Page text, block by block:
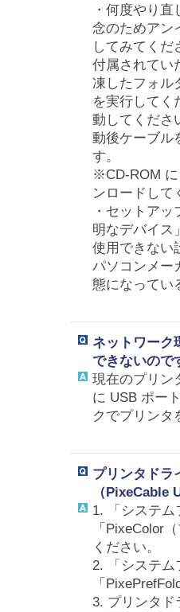
・何度やり
念のためアン
してみてくだ
付属されてい
凍したフォル
を実行してく
動してくださ
動後ケーブル
す。
※CD-ROM に
ンロードして
・セットア
明なデバイス
使用できない
パソコンメー
態になってい
ネットワーク
できないので
現在のプリン
に USB ポー
クでプリンタ
プリンタドラ
（PixeCable
1. 「システ
「PixeColor
ください。
2. 「システム
「
3. プリンタド